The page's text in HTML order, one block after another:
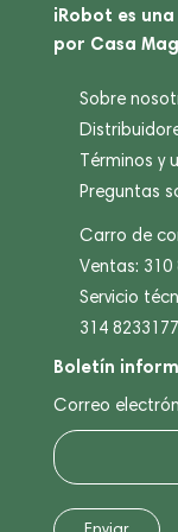
iRobot es
por Casa
Sobre
Términos y
Preguntas
Carro de
Ventas: 310
Servicio
314 8233177
Boletín
Correo